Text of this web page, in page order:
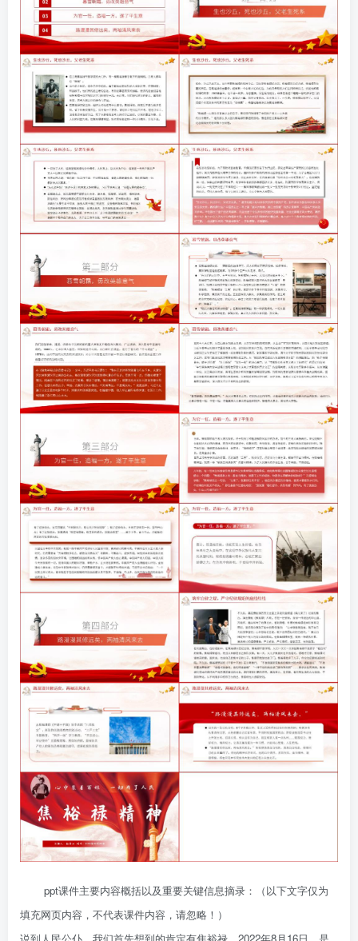
ppt课件主要内容概括以及重要关键信息摘录：（以下文字仅为
填充网页内容，不代表课件内容，请忽略！）